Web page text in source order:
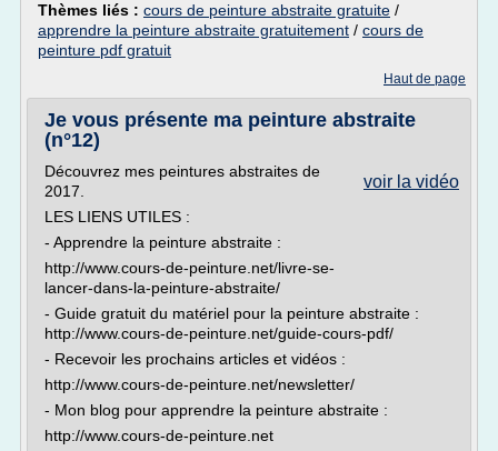
Thèmes liés : cours de peinture abstraite gratuite /
apprendre la peinture abstraite gratuitement / cours de
peinture pdf gratuit
Haut de page
Je vous présente ma peinture abstraite
(n°12)
voir la vidéo
Découvrez mes peintures abstraites de
2017.
LES LIENS UTILES :
- Apprendre la peinture abstraite :
http://www.cours-de-peinture.net/livre-se-
lancer-dans-la-peinture-abstraite/
- Guide gratuit du matériel pour la peinture abstraite :
http://www.cours-de-peinture.net/guide-cours-pdf/
- Recevoir les prochains articles et vidéos :
http://www.cours-de-peinture.net/newsletter/
- Mon blog pour apprendre la peinture abstraite :
http://www.cours-de-peinture.net